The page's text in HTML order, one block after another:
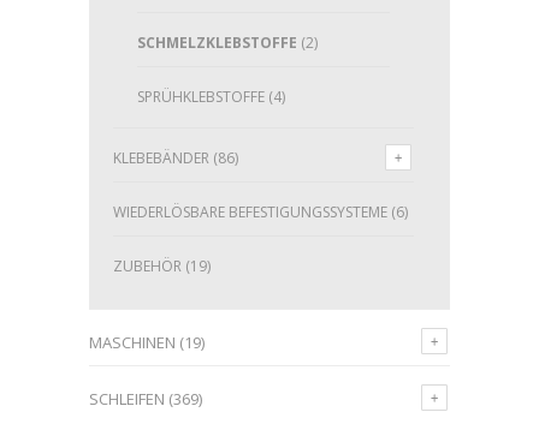
SCHMELZKLEBSTOFFE (2)
SPRÜHKLEBSTOFFE (4)
KLEBEBÄNDER (86)
WIEDERLÖSBARE BEFESTIGUNGSSYSTEME (6)
ZUBEHÖR (19)
MASCHINEN (19)
SCHLEIFEN (369)